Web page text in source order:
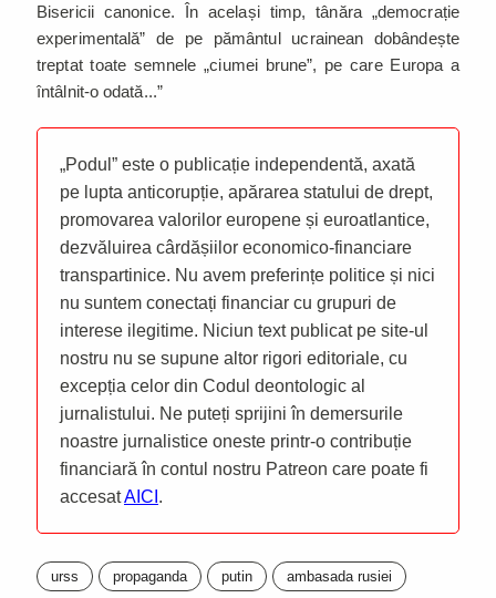
Bisericii canonice. În același timp, tânăra „democrație
experimentală” de pe pământul ucrainean dobândește
treptat toate semnele „ciumei brune”, pe care Europa a
întâlnit-o odată...”
„Podul” este o publicație independentă, axată
pe lupta anticorupție, apărarea statului de drept,
promovarea valorilor europene și euroatlantice,
dezvăluirea cârdășiilor economico-financiare
transpartinice. Nu avem preferințe politice și nici
nu suntem conectați financiar cu grupuri de
interese ilegitime. Niciun text publicat pe site-ul
nostru nu se supune altor rigori editoriale, cu
excepția celor din Codul deontologic al
jurnalistului. Ne puteți sprijini în demersurile
noastre jurnalistice oneste printr-o contribuție
financiară în contul nostru Patreon care poate fi
accesatAICI .
urss propaganda putin ambasada rusiei